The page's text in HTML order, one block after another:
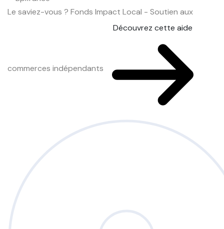
Le saviez-vous ? Fonds Impact Local - Soutien aux
commerces indépendants
Découvrez cette aide